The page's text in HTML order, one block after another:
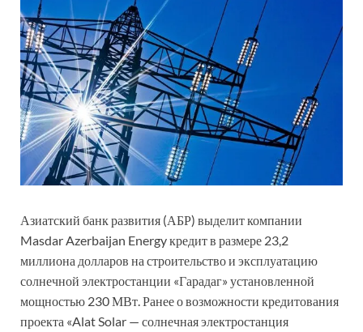
Азиатский банк развития (АБР) выделит компании
Masdar Azerbaijan Energy кредит в размере 23,2
миллиона долларов на строительство и эксплуатацию
солнечной электростанции «Гарадаг» установленной
мощностью 230 МВт. Ранее о возможности кредитования
проекта «Alat Solar — солнечная электростанция